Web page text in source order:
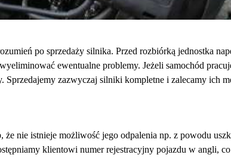
po sprzedaży silnika. Przed rozbiórką jednostka
ewentualne problemy. Jeżeli samochód
zazwyczaj silniki kompletne i zalecamy ich
nie istnieje możliwość jego odpalenia np. z powodu
klientowi numer rejestracyjny pojazdu w angli,